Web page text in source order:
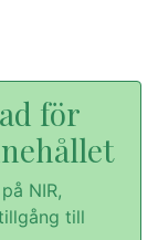
för
NIR,
till